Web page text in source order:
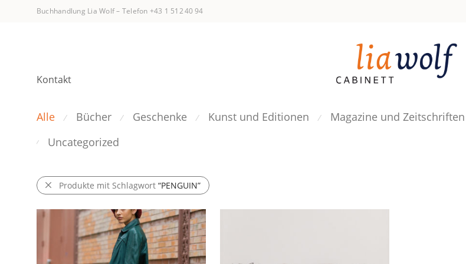
Buchhandlung Lia Wolf– Telefon +43 1 512 40 94
Kontakt
Alle ⁄ Bücher ⁄ Geschenke ⁄ Kunst und Editionen ⁄ Magazine und Zeitschriften
⁄ Uncategorized
Produkte mit Schlagwort “PENGUIN”